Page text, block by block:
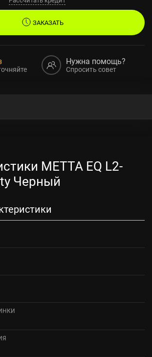
ЗАКАЗАТЬ
Нужна помощь?
Спросить совет
METTA EQ L2-
Черный